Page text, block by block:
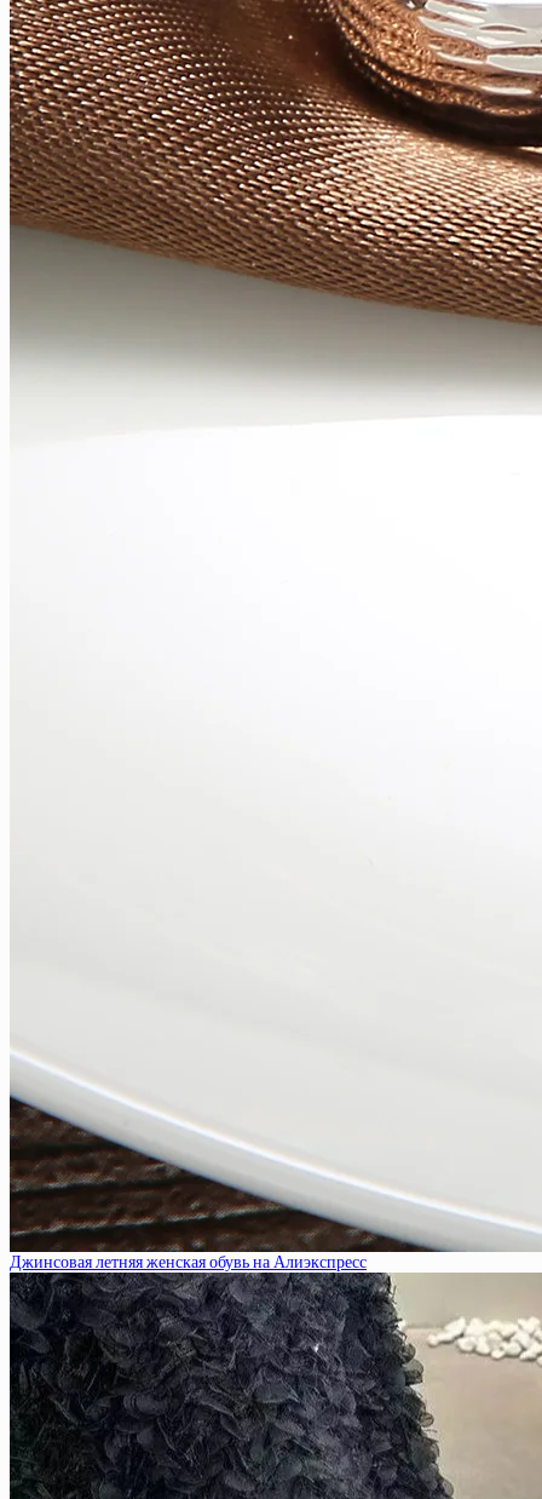
Джинсовая летняя женская обувь на Алиэкспресс